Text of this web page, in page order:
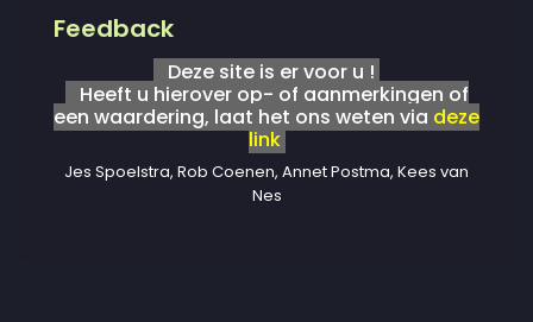
Feedback
Deze site is er voor u !
Heeft u hierover op- of aanmerkingen of
een waardering, laat het ons weten via deze
link
Jes Spoelstra, Rob Coenen, Annet Postma, Kees van
Nes